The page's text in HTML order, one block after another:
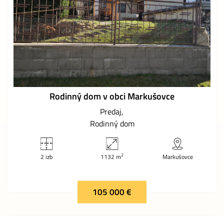
Rodinný dom v obci Markušovce
Predaj
Rodinný dom
2 izb 1132 m2 Markušovce
105 000 €